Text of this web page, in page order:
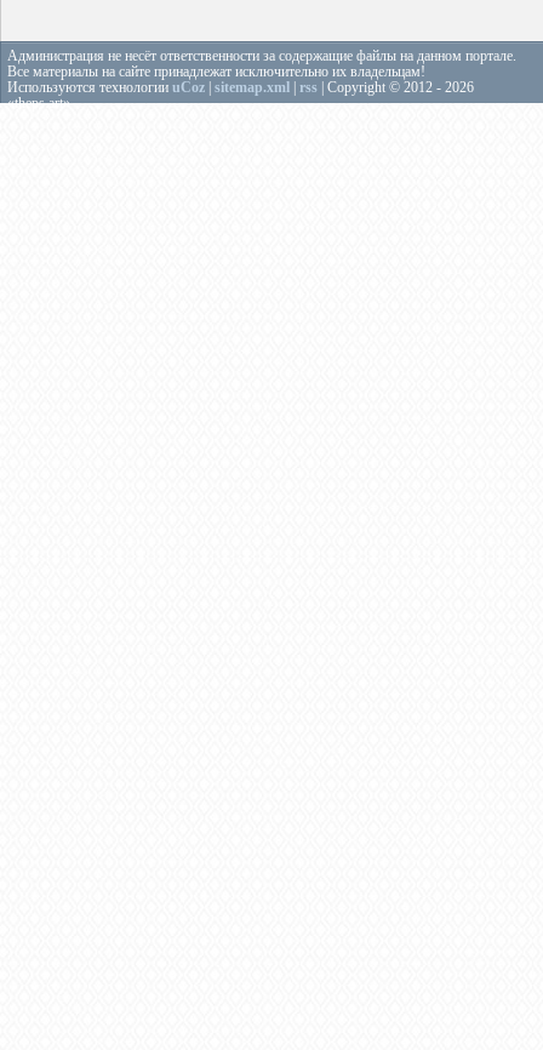
Администрация не несёт ответственности за содержащие файлы на данном портале.
Все материалы на сайте принадлежат исключительно их владельцам!
Используются технологии uCoz sitemap.xml rss | Copyright © 2012 - 2026
«theps.art»